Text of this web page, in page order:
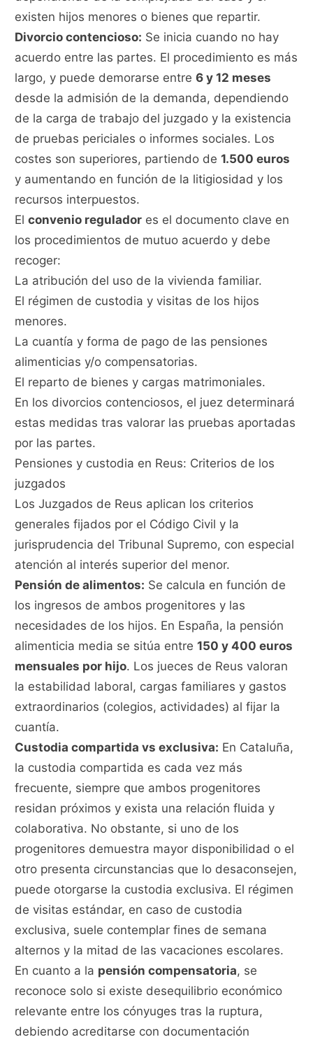
existen hijos menores o bienes que repartir.
Divorcio contencioso: Se inicia cuando no hay
acuerdo entre las partes. El procedimiento es más
largo, y puede demorarse entre6 y 12 meses
desde la admisión de la demanda, dependiendo
de la carga de trabajo del juzgado y la existencia
de pruebas periciales o informes sociales. Los
costes son superiores, partiendo de1.500 euros
y aumentando en función de la litigiosidad y los
recursos interpuestos.
Elconvenio regulador es el documento clave en
los procedimientos de mutuo acuerdo y debe
recoger:
La atribución del uso de la vivienda familiar.
El régimen de custodia y visitas de los hijos
menores.
La cuantía y forma de pago de las pensiones
alimenticias y/o compensatorias.
El reparto de bienes y cargas matrimoniales.
En los divorcios contenciosos, el juez determinará
estas medidas tras valorar las pruebas aportadas
por las partes.
Pensiones y custodia en Reus: Criterios de los
juzgados
Los Juzgados de Reus aplican los criterios
generales fijados por el Código Civil y la
jurisprudencia del Tribunal Supremo, con especial
atención al interés superior del menor.
Pensión de alimentos: Se calcula en función de
los ingresos de ambos progenitores y las
necesidades de los hijos. En España, la pensión
alimenticia media se sitúa entre150 y 400 euros
mensuales por hijo. Los jueces de Reus valoran
la estabilidad laboral, cargas familiares y gastos
extraordinarios (colegios, actividades) al fijar la
cuantía.
Custodia compartida vs exclusiva: En Cataluña,
la custodia compartida es cada vez más
frecuente, siempre que ambos progenitores
residan próximos y exista una relación fluida y
colaborativa. No obstante, si uno de los
progenitores demuestra mayor disponibilidad o el
otro presenta circunstancias que lo desaconsejen,
puede otorgarse la custodia exclusiva. El régimen
de visitas estándar, en caso de custodia
exclusiva, suele contemplar fines de semana
alternos y la mitad de las vacaciones escolares.
En cuanto a la pensión compensatoria, se
reconoce solo si existe desequilibrio económico
relevante entre los cónyuges tras la ruptura,
debiendo acreditarse con documentación